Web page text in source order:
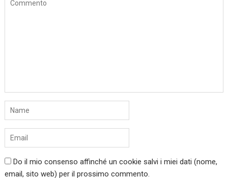
Do il mio consenso affinché un cookie salvi i miei dati (nome,
email, sito web) per il prossimo commento.